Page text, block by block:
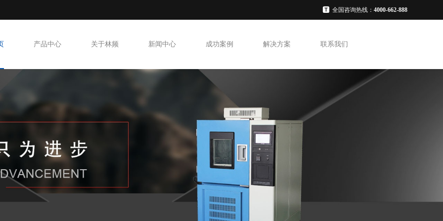
全国咨询热线： 4000-662-888
产品中心 关于林频 新闻中心 成功案例 解决方案 联系我们